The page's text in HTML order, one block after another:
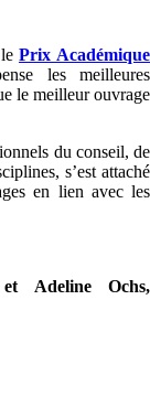
lePrix Académique
les meilleures
le meilleur ouvrage
du conseil, de
s’est attaché
en lien avec les
Adeline Ochs,